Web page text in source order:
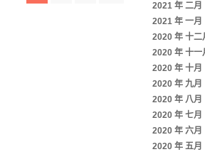
2021 年 二月
2021 年 一月
2020 年 十二
2020 年 十一
2020 年 十月
2020 年 九月
2020 年 八月
2020 年 七月
2020 年 六月
2020 年 五月